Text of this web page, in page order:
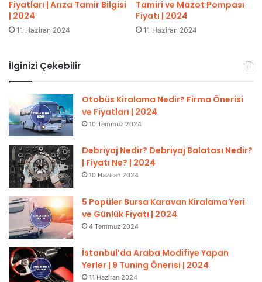
Fiyatları | Arıza Tamir Bilgisi
| 2024
11 Haziran 2024
Tamiri ve Mazot Pompası
Fiyatı | 2024
11 Haziran 2024
İlginizi Çekebilir
Otobüs Kiralama Nedir? Firma Önerisi
ve Fiyatları | 2024
10 Temmuz 2024
Debriyaj Nedir? Debriyaj Balatası Nedir?
| Fiyatı Ne? | 2024
10 Haziran 2024
5 Popüler Bursa Karavan Kiralama Yeri
ve Günlük Fiyatı | 2024
4 Temmuz 2024
İstanbul’da Araba Modifiye Yapan
Yerler | 9 Tuning Önerisi | 2024
11 Haziran 2024